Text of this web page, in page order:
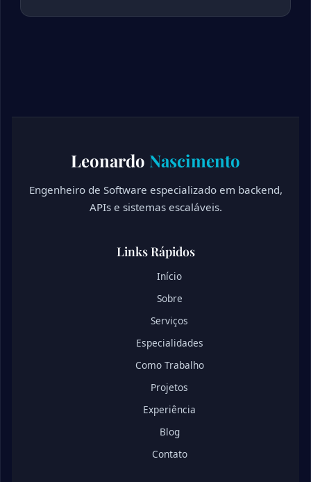
Leonardo Nascimento
Engenheiro de Software especializado em backend,
APIs e sistemas escaláveis.
Links Rápidos
Início
Sobre
Serviços
Especialidades
Como Trabalho
Projetos
Experiência
Blog
Contato